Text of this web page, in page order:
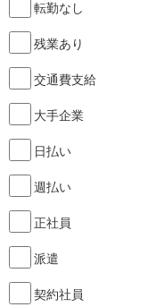
転勤なし
残業あり
交通費支給
大手企業
日払い
週払い
正社員
派遣
契約社員